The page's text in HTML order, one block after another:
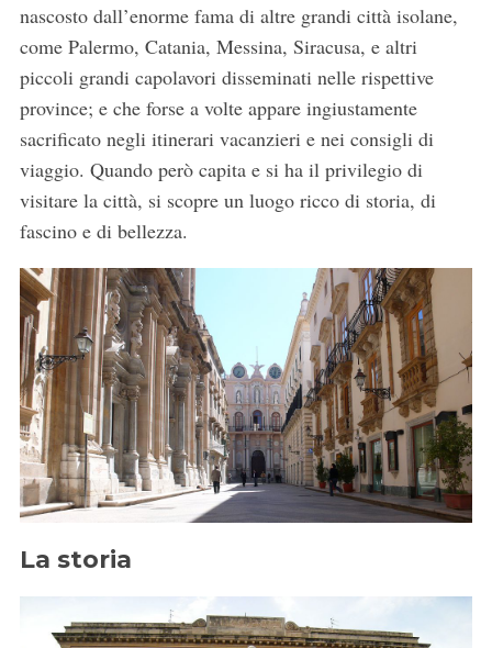
nascosto dall’enorme fama di altre grandi città isolane,
come Palermo, Catania, Messina, Siracusa, e altri
piccoli grandi capolavori disseminati nelle rispettive
province; e che forse a volte appare ingiustamente
sacrificato negli itinerari vacanzieri e nei consigli di
viaggio. Quando però capita e si ha il privilegio di
visitare la città, si scopre un luogo ricco di storia, di
fascino e di bellezza.
La storia